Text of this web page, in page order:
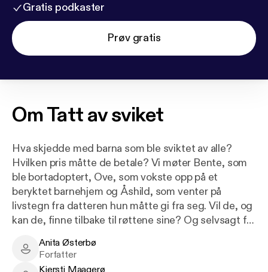
Gratis podkaster
Prøv gratis
OmTatt av sviket
Hva skjedde med barna som ble sviktet av alle?
Hvilken pris måtte de betale? Vi møter Bente, som
ble bortadoptert, Ove, som vokste opp på et
beryktet barnehjem og Åshild, som venter på
livstegn fra datteren hun måtte gi fra seg. Vil de, og
kan de, finne tilbake til røttene sine? Og selvsagt får
mødre, de fem sammensveisede alenemødrene og
barna deres. Tatt av sviket tar deg tilbake til de
Anita Østerbø - Author
Anita Østerbø
Forfatter
Kjersti Maagerø